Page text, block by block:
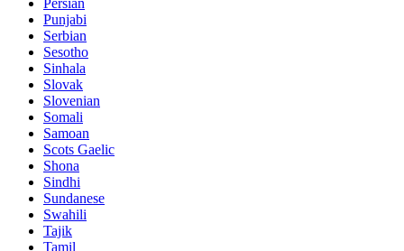
Punjabi
Serbian
Sesotho
Sinhala
Slovak
Slovenian
Somali
Samoan
Scots Gaelic
Shona
Sindhi
Sundanese
Swahili
Tajik
Tamil